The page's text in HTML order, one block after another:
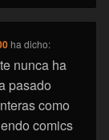
ha dicho:
nunca ha
pasado
como
comics